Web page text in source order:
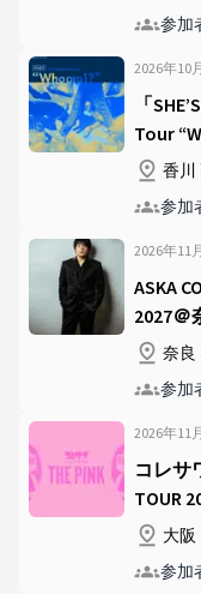
参加
2026年10
「
Tour
オリー
香川
参加
2026年11
ASKA
2027＠
大ホー
奈良
参加
2026年11
コレサ
TOUR
リック
大
参加